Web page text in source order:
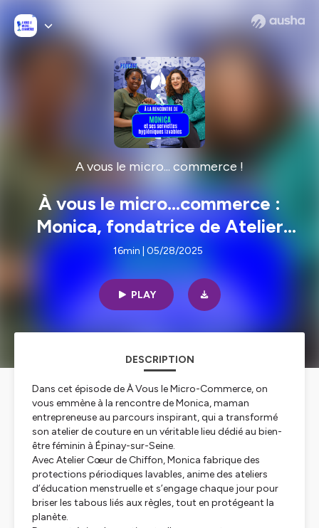
A vous le micro... commerce !
À vous le micro...commerce :
Monica, fondatrice de Atelier
Coeur de Chiffon
16min | 05/28/2025
PLAY
DESCRIPTION
Dans cet épisode de À Vous le Micro-Commerce, on
vous emmène à la rencontre de Monica, maman
entrepreneuse au parcours inspirant, qui a transformé
son atelier de couture en un véritable lieu dédié au bien-
être féminin à Épinay-sur-Seine.
Avec Atelier Cœur de Chiffon, Monica fabrique des
protections périodiques lavables, anime des ateliers
d’éducation menstruelle et s’engage chaque jour pour
briser les tabous liés aux règles, tout en protégeant la
planète.